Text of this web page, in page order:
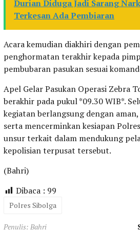
Durian Diduga Jadi Sarang
Terkesan Ada Pembiaran
Acara kemudian diakhiri dengan
penghormatan terakhir kepada
pembubaran pasukan sesuai
Apel Gelar Pasukan Operasi Zebra
berakhir pada pukul *09.30 WIB*.
kegiatan berlangsung dengan
serta mencerminkan kesiapan
unsur terkait dalam mendukung
kepolisian terpusat tersebut.
(Bahri)
Dibaca : 99
Polres Sibolga
Penulis: Bahri